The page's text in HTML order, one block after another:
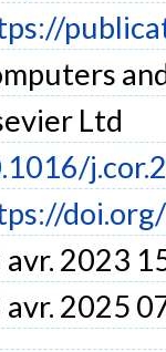
Ltd
avr. 2023
avr. 2025